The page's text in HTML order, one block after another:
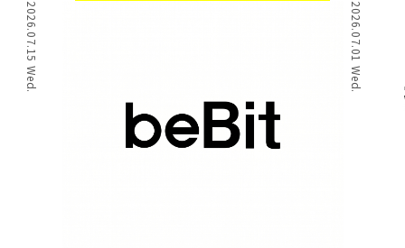
2026.07.15 Wed. 2026.07.01 Wed.